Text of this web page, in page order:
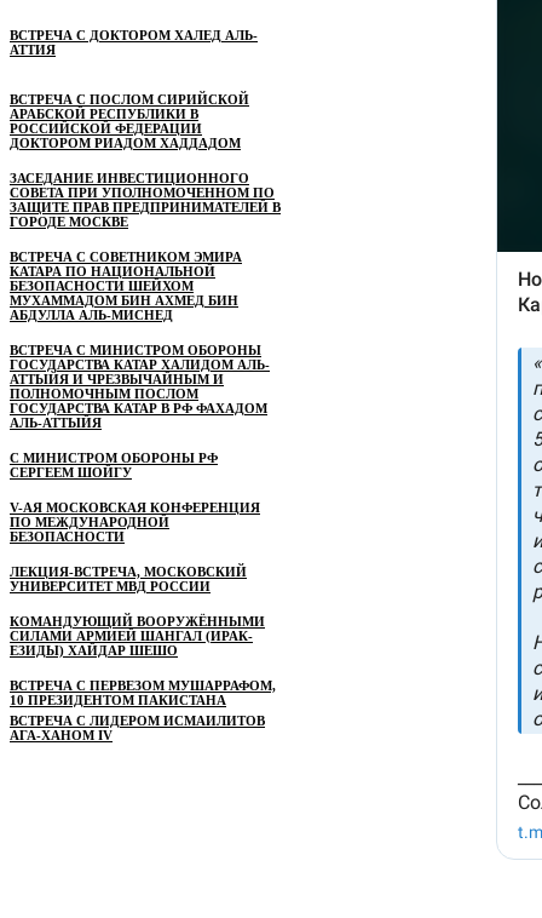
ВСТРЕЧА С ДОКТОРОМ ХАЛЕД АЛЬ-
АТТИЯ
ВСТРЕЧА С ПОСЛОМ СИРИЙСКОЙ
АРАБСКОЙ РЕСПУБЛИКИ В
РОССИЙСКОЙ ФЕДЕРАЦИИ
ДОКТОРОМ РИАДОМ ХАДДАДОМ
ЗАСЕДАНИЕ ИНВЕСТИЦИОННОГО
СОВЕТА ПРИ УПОЛНОМОЧЕННОМ ПО
ЗАЩИТЕ ПРАВ ПРЕДПРИНИМАТЕЛЕЙ В
ГОРОДЕ МОСКВЕ
ВСТРЕЧА С СОВЕТНИКОМ ЭМИРА
КАТАРА ПО НАЦИОНАЛЬНОЙ
БЕЗОПАСНОСТИ ШЕЙХОМ
МУХАММАДОМ БИН АХМЕД БИН
АБДУЛЛА АЛЬ-МИСНЕД
ВСТРЕЧА С МИНИСТРОМ ОБОРОНЫ
ГОСУДАРСТВА КАТАР ХАЛИДОМ АЛЬ-
АТТЫЙЯ И ЧРЕЗВЫЧАЙНЫМ И
ПОЛНОМОЧНЫМ ПОСЛОМ
ГОСУДАРСТВА КАТАР В РФ ФАХАДОМ
АЛЬ-АТТЫЙЯ
С МИНИСТРОМ ОБОРОНЫ РФ
СЕРГЕЕМ ШОЙГУ
V-АЯ МОСКОВСКАЯ КОНФЕРЕНЦИЯ
ПО МЕЖДУНАРОДНОЙ
БЕЗОПАСНОСТИ
ЛЕКЦИЯ-ВСТРЕЧА, МОСКОВСКИЙ
УНИВЕРСИТЕТ МВД РОССИИ
КОМАНДУЮЩИЙ ВООРУЖЁННЫМИ
СИЛАМИ АРМИЕЙ ШАНГАЛ (ИРАК-
ЕЗИДЫ) ХАЙДАР ШЕШО
ВСТРЕЧА С ПЕРВЕЗОМ МУШАРРАФОМ,
10 ПРЕЗИДЕНТОМ ПАКИСТАНА
ВСТРЕЧА С ЛИДЕРОМ ИСМАИЛИТОВ
АГА-ХАНОМ IV